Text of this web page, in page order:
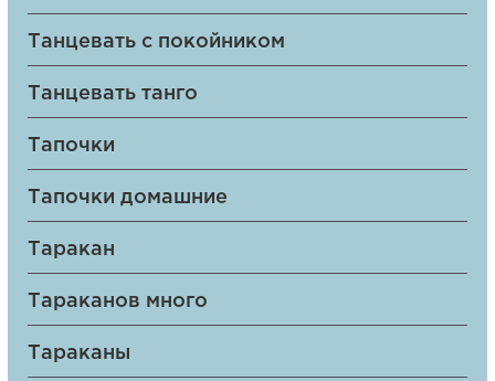
Танцевать с покойником
Танцевать танго
Тапочки
Тапочки домашние
Таракан
Тараканов много
Тараканы